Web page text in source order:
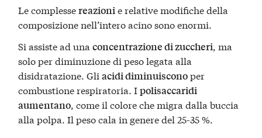
Le complessereazionie relative modifiche della
composizione nell’intero acino sono enormi.
Si assiste ad unaconcentrazione di zuccheri, ma
solo per diminuzione di peso legata alla
disidratazione. Gliacidi diminuisconoper
combustione respiratoria. Ipolisaccaridi
aumentano, come il colore che migra dalla buccia
alla polpa. Il peso cala in genere del 25-35 %.